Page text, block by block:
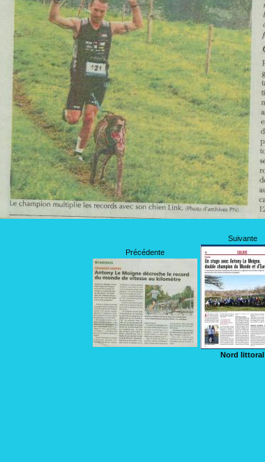
Précédente
Suivante
Nord littoral